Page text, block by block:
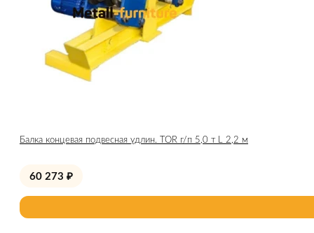
Балка концевая подвесная удлин. TOR г/п 5,0 т L 2,2 м
60 273 ₽